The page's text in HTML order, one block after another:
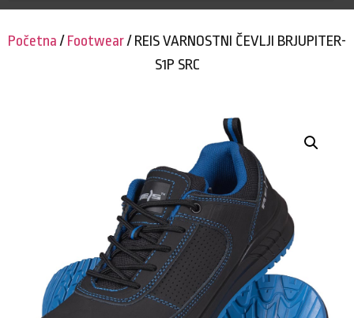
Početna/Footwear/ REIS VARNOSTNI ČEVLJI BRJUPITER-
S1P SRC